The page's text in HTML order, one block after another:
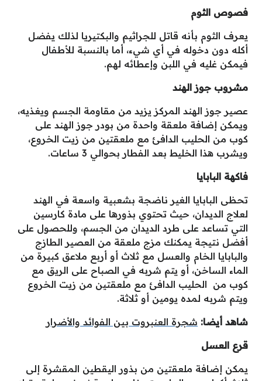
فصوص الثوم
يعرف الثوم بأنه قاتل للجراثيم والبكتيريا لذلك يفضل
أكله دون دخوله في أي شيء، أما بالنسبة للأطفال
فيمكن غليه في اللبن وإعطائه لهم.
مشروب جوز الهند
عصير جوز الهند المركز يزيد من مقاومة الجسم ويغذيه،
ويمكن إضافة ملعقة واحدة من بودر جوز الهند على
كوب من الحليب الدافئ مع ملعقتين من زيت الخروع،
ويشرب هذا الخليط بعد الفطار بحوالي 3 ساعات.
فاكهة البابايا
تحظى البابايا الغير ناضجة بشعبية واسعة في الهند
لعلاج الديدان، حيث تحتوي بذورها على مادة كارسين
التي تساعد على طرد الديدان من الجسم، وللحصول على
أفضل نتيجة يمكنك مزج ملعقة من العصير الطازج
والبابايا الخام والعسل مع ثلاث أو أربع ملاعق كبيرة من
الماء الساخن، أو يتم شربه في الصباح على الريق مع
كوب من الحليب الدافئ مع ملعقتين من زيت الخروع
ويتم شربه لمده يومين أو ثلاثة.
شاهد أيضا: شجرة العنبروت بين الفوائد والأضرار
قرع العسل
يمكن إضافة ملعقتين من بذور اليقطين المقشرة إلى